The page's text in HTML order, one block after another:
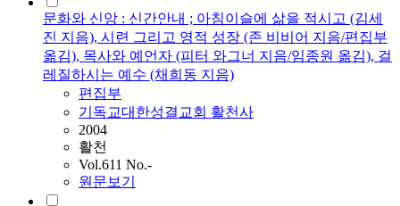
문화와 신앙 : 신간안내 ; 아침이슬에 삶을 적시고 (김세
진 지음), 시련 그리고 영적 성장 (존 비비어 지음/편집부
옮김), 목사와 예언자 (피터 와그너 지음/임종원 옮김), 걸
레질하시는 예수 (채희동 지음)
편집부
기독교대한성결교회 활천사
2004
활천
Vol.611 No.-
원문보기